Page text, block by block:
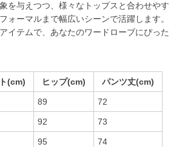
を与えつつ、様々なトップスと合わせやす
ォーマルまで幅広いシーンで活躍します。
イテムで、あなたのワードローブにぴった
(cm) ヒップ(cm) パンツ丈(cm)
89 72
92 73
95 74